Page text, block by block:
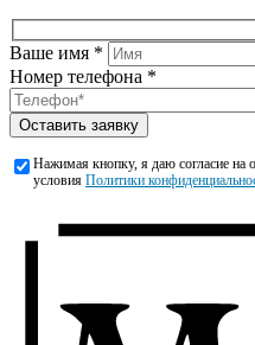
Ваше имя *
Номер телефона *
Оставить заявку
Нажимая кнопку, я даю согласие на
условия Политики